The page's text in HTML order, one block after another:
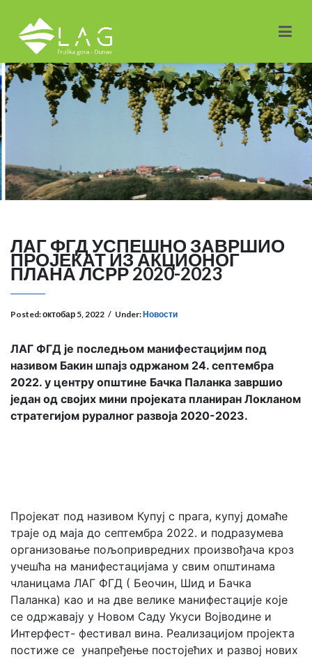
ЛАГ ФГД УСПЕШНО ЗАВРШИО
ПРОЈЕКАТ ИЗ АКЦИОНОГ
ПЛАНА ЛСРР 2020-2023
Posted:октобар 5, 2022 / Under:Новости
ЛАГ ФГД је последњом манифестацијим под
називом Бакин шпајз одржаном 24. септембра
2022. у центру општине Бачка Паланка завршио
један од својих мини пројеката планиран Локланом
стратегијом руралног развоја 2020-2023.
Пројекат под називом Купуј с прага, купуј домаће
траје од маја до септембра 2022. и подразумева
организовање пољопривредних произвођача кроз
учешћа на манифестацијама у свим општинама
чланицама ЛАГ ФГД ( Беочин, Шид и Бачка
Паланка) као и на две велике манифестације које
се одржавају у Новом Саду Укуси Војводине и
Интерфест- фестивал вина. Реализацијом пројекта
постиже се унапређење постојећих и развој нових